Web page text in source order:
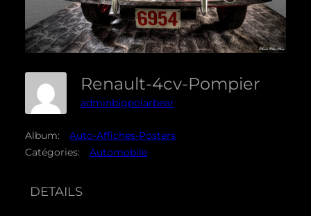
Renault-4cv-Pompier
adminbigpolarbear
Album:
Auto-Affiches-Posters
Catégories:
Automobile
DETAILS